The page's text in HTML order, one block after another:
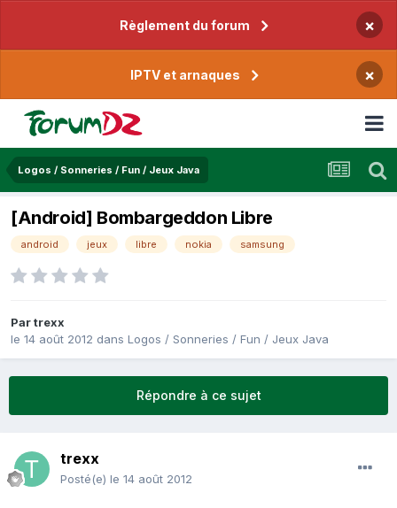
Règlement du forum ×
IPTV et arnaques ×
Logos / Sonneries / Fun / Jeux Java
[Android] Bombargeddon Libre
android jeux libre nokia samsung
Partrexx
le 14 août 2012 dans Logos / Sonneries / Fun / Jeux Java
Répondre à ce sujet
trexx
Posté(e) le 14 août 2012